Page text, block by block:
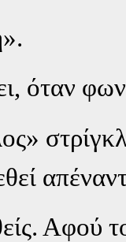
όταν
Αφού το